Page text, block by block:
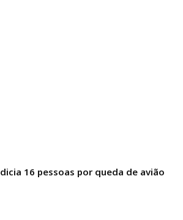
16 pessoas por queda de avião